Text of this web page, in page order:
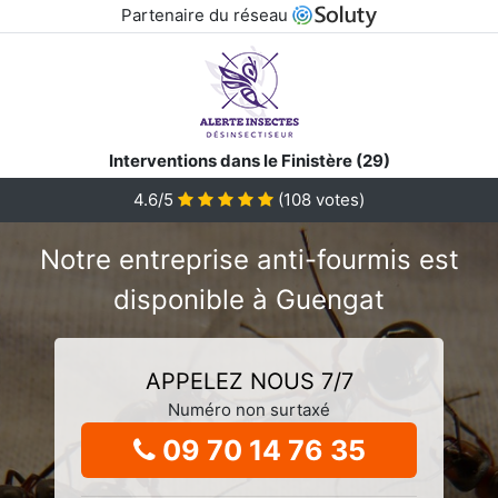
Partenaire du réseau
Interventions dans le Finistère (29)
4.6/5
(108 votes)
Notre entreprise anti-fourmis est
disponible à Guengat
APPELEZ NOUS 7/7
Numéro non surtaxé
09 70 14 76 35